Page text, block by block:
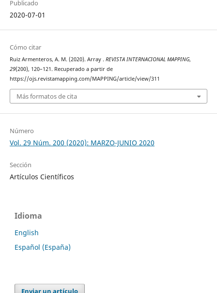
Publicado
2020-07-01
Cómo citar
Ruiz Armenteros, A. M. (2020). Array . REVISTA INTERNACIONAL MAPPING,
29(200), 120–121. Recuperado a partir de
https://ojs.revistamapping.com/MAPPING/article/view/311
Más formatos de cita
Número
Vol. 29 Núm. 200 (2020): MARZO-JUNIO 2020
Sección
Artículos Científicos
Idioma
English
Español (España)
Enviar un artículo